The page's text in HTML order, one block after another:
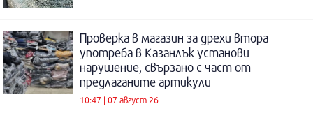
Проверка в магазин за дрехи втора
употреба в Казанлък установи
нарушение, свързано с част от
предлаганите артикули
10:47 | 07 август 26